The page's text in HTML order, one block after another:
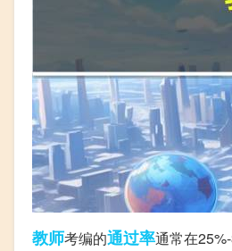
教师考编的通过率通常在